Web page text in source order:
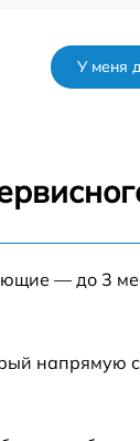
У меня
— до 3
напрямую